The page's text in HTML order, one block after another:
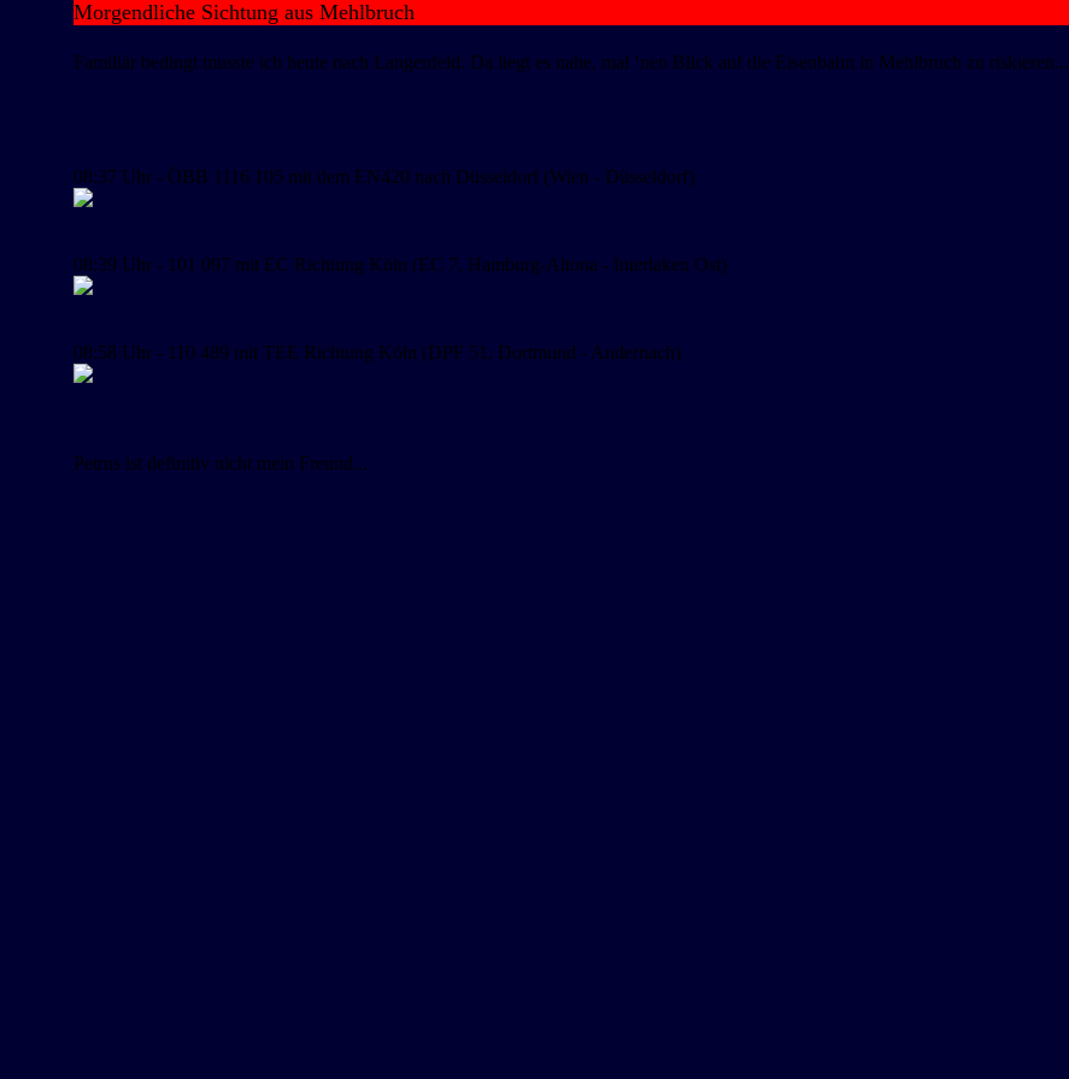
Morgendliche Sichtung aus Mehlbruch
Familiär bedingt musste ich heute nach Langenfeld. Da liegt es nahe, mal ‘nen Blick auf die Eisenbahn in Mehlbruch zu riskieren...
08:37 Uhr - ÖBB 1116 105 mit dem EN420 nach Düsseldorf (Wien - Düsseldorf)
08:39 Uhr - 101 097 mit EC Richtung Köln (EC 7, Hamburg-Altona - Interlaken Ost)
08:58 Uhr - 110 489 mit TEE Richtung Köln (DPF 51, Dortmund - Andernach)
Petrus ist definitiv nicht mein Freund...